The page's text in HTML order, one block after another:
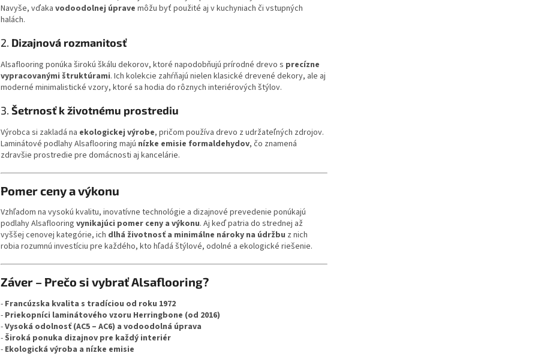
Navyše, vďaka vodoodolnej úprave môžu byť použité aj v kuchyniach či vstupných
halách.
2. Dizajnová rozmanitosť
Alsaflooring ponúka širokú škálu dekorov, ktoré napodobňujú prírodné drevo s precízne
vypracovanými štruktúrami. Ich kolekcie zahŕňajú nielen klasické drevené dekory, ale aj
moderné minimalistické vzory, ktoré sa hodia do rôznych interiérových štýlov.
3. Šetrnosť k životnému prostrediu
Výrobca si zakladá na ekologickej výrobe, pričom používa drevo z udržateľných zdrojov.
Laminátové podlahy Alsaflooring majú nízke emisie formaldehydov, čo znamená
zdravšie prostredie pre domácnosti aj kancelárie.
Pomer ceny a výkonu
Vzhľadom na vysokú kvalitu, inovatívne technológie a dizajnové prevedenie ponúkajú
podlahy Alsaflooring vynikajúci pomer ceny a výkonu. Aj keď patria do strednej až
vyššej cenovej kategórie, ich dlhá životnosť a minimálne nároky na údržbu z nich
robia rozumnú investíciu pre každého, kto hľadá štýlové, odolné a ekologické riešenie.
Záver – Prečo si vybrať Alsaflooring?
- Francúzska kvalita s tradíciou od roku 1972
- Priekopníci laminátového vzoru Herringbone (od 2016)
-Vysoká odolnosť (AC5 – AC6) a vodoodolná úprava
-Široká ponuka dizajnov pre každý interiér
- Ekologická výroba a nízke emisie